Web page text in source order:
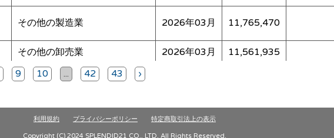
その他の製造業 2026年03月 11,765,470
その他の卸売業 2026年03月 11,561,935
道路貨物運業
金融・保険業 2026年03月 11,308,271
9 10 ... 42 43 ›
利用規約 プライバシーポリシー 特定商取引法上の表示
Copyright (C) 2024 SPLENDID21 CO., LTD. All Rights Reserved.